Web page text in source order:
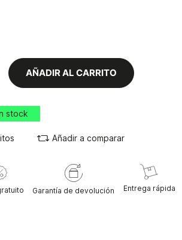
AÑADIR AL CARRITO
stock
Añadir a comparar
Garantía de devolución Entrega rápida